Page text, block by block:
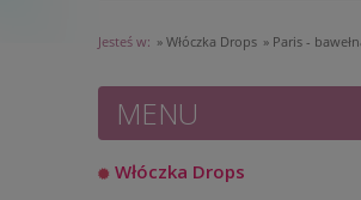
Jesteś w: » Włóczka Drops » Paris -
MENU
Włóczka Drops